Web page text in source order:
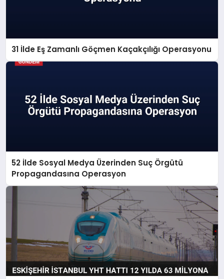
31 İlde Eş Zamanlı Göçmen Kaçakçılığı Operasyonu
52 İlde Sosyal Medya Üzerinden Suç Örgütü
Propagandasına Operasyon